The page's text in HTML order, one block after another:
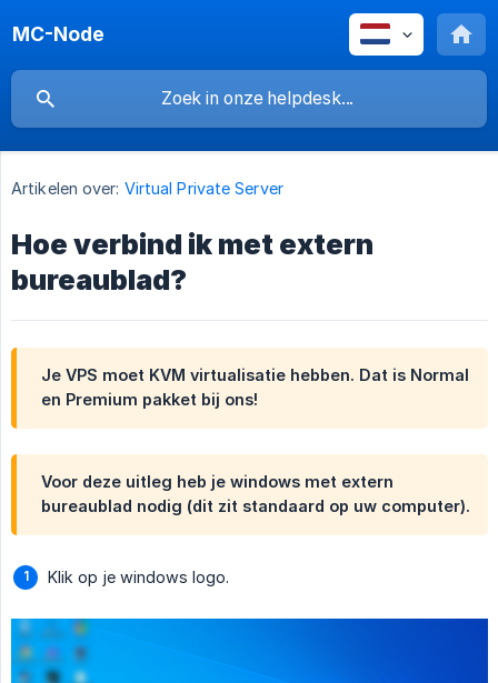
MC-Node
Artikelen over: Virtual Private Server
Hoe verbind ik met extern
bureaublad?
Je VPS moet KVM virtualisatie hebben. Dat is Normal
en Premium pakket bij ons!
Voor deze uitleg heb je windows met extern
bureaublad nodig (dit zit standaard op uw computer).
Klik op je windows logo.